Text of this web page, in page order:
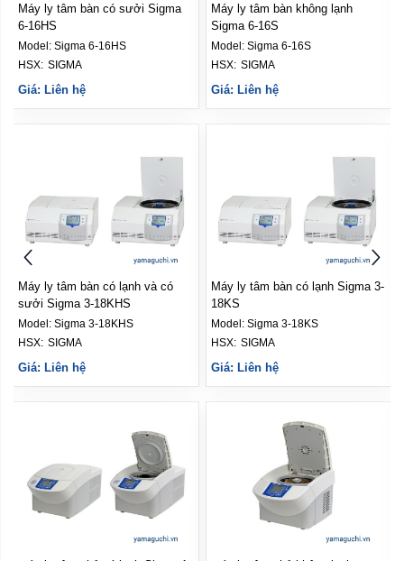
Máy ly tâm bàn có sưởi Sigma
6-16HS
Model: Sigma 6-16HS
SIGMA
Giá: Liên hệ
Máy ly tâm bàn không lạnh
Sigma 6-16S
Model: Sigma 6-16S
HSX: SIGMA
Giá: Liên hệ
Máy ly tâm bàn có lạnh và có
sưởi Sigma 3-18KHS
Model: Sigma 3-18KHS
SIGMA
Giá: Liên hệ
Máy ly tâm bàn có lạnh Sigma 3-
18KS
Model: Sigma 3-18KS
HSX: SIGMA
Giá: Liên hệ